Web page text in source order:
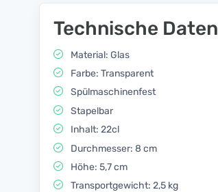
Technische Daten
Material: Glas
Farbe: Transparent
Spülmaschinenfest
Stapelbar
Inhalt: 22cl
Durchmesser: 8 cm
Höhe: 5,7 cm
Transportgewicht: 2,5 kg